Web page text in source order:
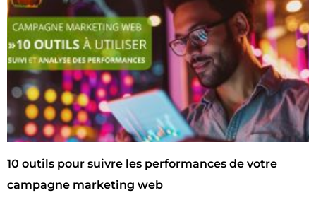
10 outils pour suivre les performances de votre
campagne marketing web